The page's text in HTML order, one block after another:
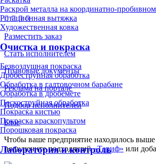
Раскрой металла на координатно-
Ротационная вытяжка
Художественная ковка
Очистка и покраска
Безвоздушная покраска
Дробеструйная обработка
Обработка в галтовочном барабане
Обработка в дробемёте
Пескоструйная обработка
Покраска кистью
Покраска краскопультом
Порошковая покраска
Лаборатория и контроль
Разместить заказ
Стать исполнителем
Правовые документы
Реклама на портале
Подбор исполнителей
Блог
Чтобы ваше предприятие находилось выше
подключите подходящий«Тариф» или